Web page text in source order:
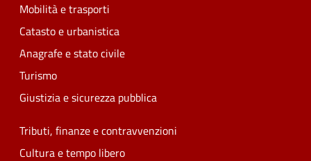
Mobilità e trasporti
Catasto e urbanistica
Anagrafe e stato civile
Turismo
Giustizia e sicurezza pubblica
Tributi, finanze e contravvenzioni
Cultura e tempo libero